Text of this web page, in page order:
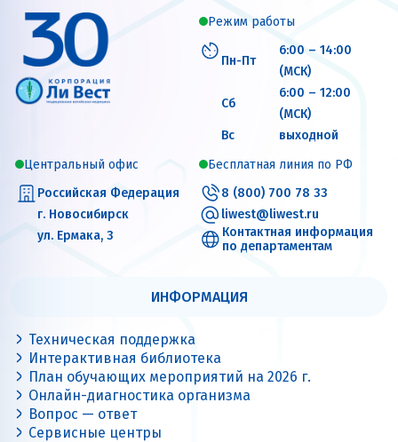
Режим работы
Пн-Пт
6:00 – 14:00
(МСК)
Сб
6:00 – 12:00
(МСК)
Вс
выходной
Центральный офис
Российская Федерация
г. Новосибирск
ул. Ермака, 3
Бесплатная линия по РФ
8 (800) 700 78 33
liwest@liwest.ru
Контактная информация
по департаментам
ИНФОРМАЦИЯ
Техническая поддержка
Интерактивная библиотека
План обучающих мероприятий на 2026 г.
Онлайн-диагностика организма
Вопрос — ответ
Сервисные центры